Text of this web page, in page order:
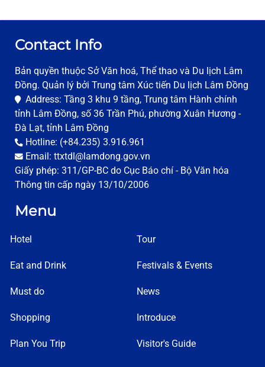
Contact Info
Bản quyền thuộc Sở Văn hoá, Thể thao và Du lịch Lâm
Đồng. Quản lý bởi Trung tâm Xúc tiến Du lịch Lâm Đồng
Address: Tầng 3 khu 9 tầng, Trung tâm Hành chính
tỉnh Lâm Đồng, số 36 Trần Phú, phường Xuân Hương -
Đà Lạt, tỉnh Lâm Đồng
Hotline: (+84.235) 3.916.961
Email: ttxtdl@lamdong.gov.vn
Giấy phép: 311/GP-BC do Cục Báo chí - Bộ Văn hóa
Thông tin cấp ngày 13/10/2006
Menu
Hotel
Eat and Drink
Must do
Shopping
Plan You Trip
Tour
Festivals & Events
News
Introduce
Visitor's Guide